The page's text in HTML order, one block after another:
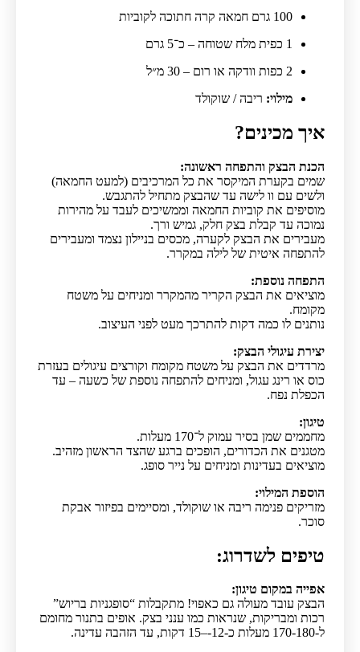
100 גרם חמאה קרה חתוכה לקוביות
1 כפית מלח שטוחה – כ־5 גרם
2 כפות וודקה או רום – 30 מ״ל
מילוי: ריבה / שוקולד
איך מכינים?
הכנת הבצק והתפחה ראשונה:
שמים בקערת המיקסר את כל המרכיבים (למעט החמאה)
ולשים עם וו לישה עד שהבצק מתחיל להתגבש.
מוסיפים את קוביות החמאה וממשיכים לעבד על מהירות
נמוכה עד קבלת בצק חלק, גמיש ורך.
מעבירים את הבצק לקערה, מכסים בניילון נצמד ומעבירים
להתפחה איטית של לילה במקרר.
התפחה נוספת:
מוציאים את הבצק הקריר מהמקרר ומניחים על משטח
מקומח.
נותנים לו כמה דקות להתרכך מעט לפני העיצוב.
יצירת עיגולי הבצק:
מרדדים את הבצק על משטח מקומח וקורצים עיגולים בעזרת
כוס או רינג עגול, ומניחים להתפחה נוספת של כשעה – עד
הכפלת נפח.
טיגון:
מחממים שמן בסיר עמוק ל־170 מעלות.
מטגנים את הכדורים, הופכים ברגע שהצד הראשון מזהיב.
מוציאים בעדינות ומניחים על נייר סופג.
הוספת המילוי:
מזריקים פנימה ריבה או שוקולד, ומסיימים בפיזור אבקת
סוכר.
טיפים לשדרוג:
אפייה במקום טיגון:
הבצק עובד מעולה גם כאפוי! מתקבלות “סופגניות בריוש”
רכות ומבריקות, שנראות כמו ענני בצק. אופים בתנור מחומם
ל-170-180 מעלות כ-12-–15 דקות, עד הזהבה עדינה.